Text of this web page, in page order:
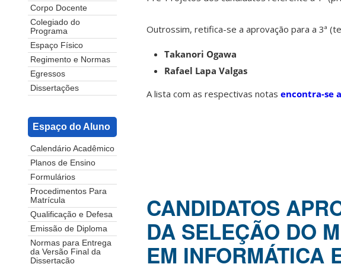
Corpo Docente
Colegiado do
Programa
Espaço Físico
Regimento e Normas
Egressos
Dissertações
Espaço do Aluno
Calendário Acadêmico
Planos de Ensino
Formulários
Procedimentos Para
Matrícula
Qualificação e Defesa
Emissão de Diploma
Normas para Entrega
da Versão Final da
Dissertação
Outrossim, retifica-se a aprovação para a 3ª
Takanori Ogawa
Rafael Lapa Valgas
A lista com as respectivas notas encontra-se
CANDIDATOS
DA SELEÇÃO DO
EM INFORMÁTICA